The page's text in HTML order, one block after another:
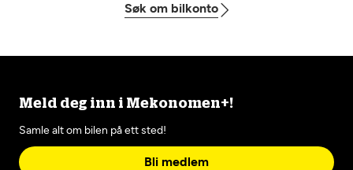
Søk om bilkonto
Meld deg inn i Mekonomen+!
Samle alt om bilen på ett sted!
Bli medlem